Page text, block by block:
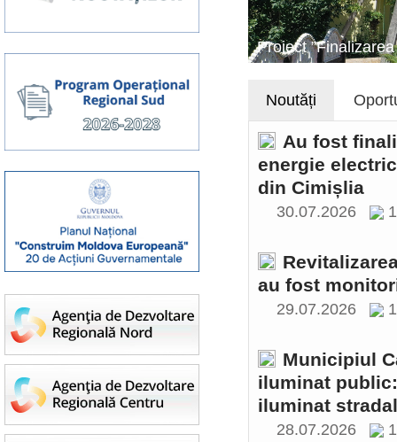
Proiect
Noutăți
Au fost
energie
din Cimișlia
30.07.2026
au fost
29.07.2026
Municipiul
iluminat
iluminat
28.07.2026